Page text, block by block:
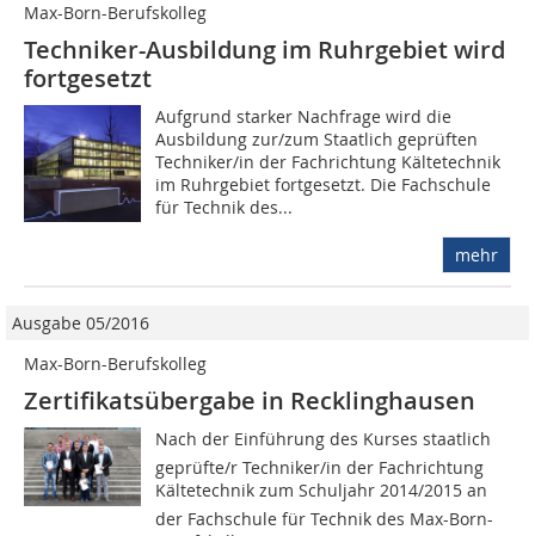
Max-Born-Berufskolleg
Techniker-Ausbildung im Ruhrgebiet wird
fortgesetzt
Aufgrund starker Nachfrage wird die
Ausbildung zur/zum Staatlich geprüften
Techniker/in der Fachrichtung Kältetechnik
im Ruhrgebiet fortgesetzt. Die Fachschule
für Technik des...
mehr
Ausgabe 05/2016
Max-Born-Berufskolleg
Zertifikatsübergabe in Recklinghausen
Nach der Einführung des Kurses staatlich
geprüfte/r Techniker/in der Fachrichtung
Kältetechnik zum Schuljahr 2014/2015 an
der Fachschule für Technik des Max-Born-